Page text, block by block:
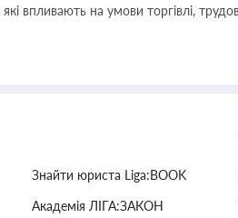
Знайти юриста Liga:BOOK
Академія ЛІГА:ЗАКОН